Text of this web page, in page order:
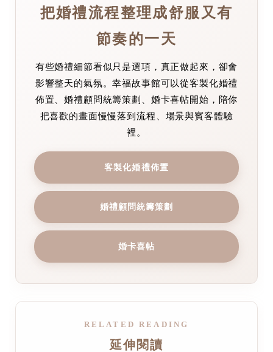
把婚禮流程整理成舒服又有
節奏的一天
有些婚禮細節看似只是選項，真正做起來，卻會
影響整天的氣氛。幸福故事館可以從客製化婚禮
佈置、婚禮顧問統籌策劃、婚卡喜帖開始，陪你
把喜歡的畫面慢慢落到流程、場景與賓客體驗
裡。
客製化婚禮佈置
婚禮顧問統籌策劃
婚卡喜帖
RELATED READING
延伸閱讀